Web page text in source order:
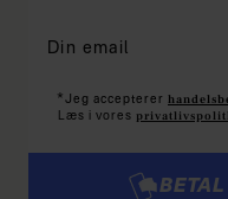
* Jeg accepterer
Læs i vores